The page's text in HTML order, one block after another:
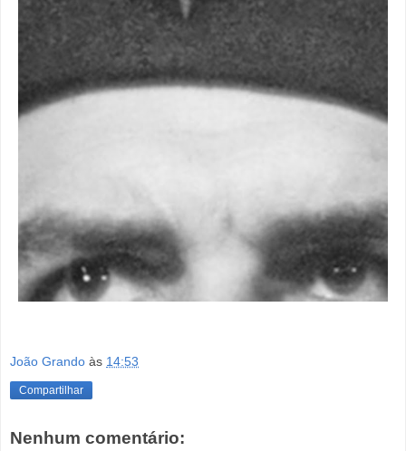
João Grando às 14:53
Compartilhar
Nenhum comentário: